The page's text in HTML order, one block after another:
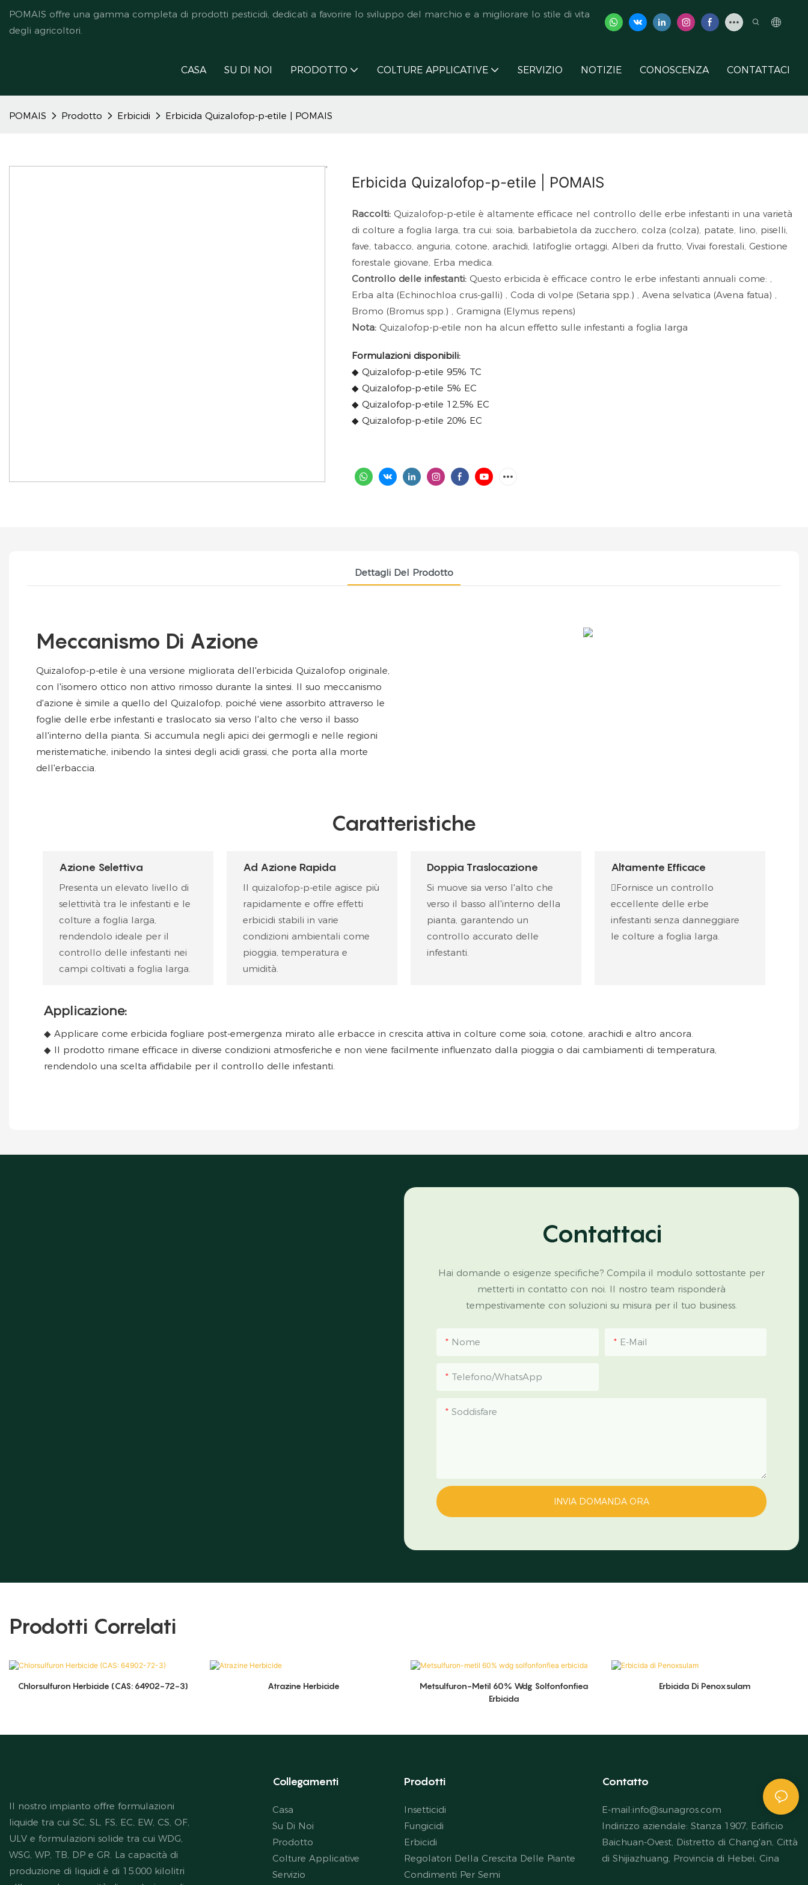
POMAIS offre una gamma completa di prodotti pesticidi, dedicati a favorire lo sviluppo del marchio e a migliorare lo stile di vita
degli agricoltori.
CASA SU DI NOI PRODOTTO COLTURE APPLICATIVE SERVIZIO NOTIZIE CONOSCENZA CONTATTACI
POMAIS Prodotto Erbicidi Erbicida Quizalofop-p-etile | POMAIS
Erbicida Quizalofop-p-etile | POMAIS
Raccolti: Quizalofop-p-etile è altamente efficace nel controllo delle erbe infestanti in una varietà
di colture a foglia larga, tra cui: soia, barbabietola da zucchero, colza (colza), patate, lino, piselli,
fave, tabacco, anguria, cotone, arachidi, latifoglie ortaggi, Alberi da frutto, Vivai forestali, Gestione
forestale giovane, Erba medica.
Controllo delle infestanti: Questo erbicida è efficace contro le erbe infestanti annuali come: ,
Erba alta (Echinochloa crus-galli) , Coda di volpe (Setaria spp.) , Avena selvatica (Avena fatua) ,
Bromo (Bromus spp.) , Gramigna (Elymus repens)
Nota: Quizalofop-p-etile non ha alcun effetto sulle infestanti a foglia larga
Formulazioni disponibili:
◆ Quizalofop-p-etile 95% TC
◆ Quizalofop-p-etile 5% EC
◆ Quizalofop-p-etile 12,5% EC
◆ Quizalofop-p-etile 20% EC
Dettagli Del Prodotto
Meccanismo Di Azione
Quizalofop-p-etile è una versione migliorata dell'erbicida Quizalofop originale,
con l'isomero ottico non attivo rimosso durante la sintesi. Il suo meccanismo
d'azione è simile a quello del Quizalofop, poiché viene assorbito attraverso le
foglie delle erbe infestanti e traslocato sia verso l'alto che verso il basso
all'interno della pianta. Si accumula negli apici dei germogli e nelle regioni
meristematiche, inibendo la sintesi degli acidi grassi, che porta alla morte
dell'erbaccia.
Caratteristiche
Azione Selettiva
Presenta un elevato livello di
selettività tra le infestanti e le
colture a foglia larga,
rendendolo ideale per il
controllo delle infestanti nei
campi coltivati ​​a foglia larga.
Ad Azione Rapida
Il quizalofop-p-etile agisce più
rapidamente e offre effetti
erbicidi stabili in varie
condizioni ambientali come
pioggia, temperatura e
umidità.
Doppia Traslocazione
Si muove sia verso l'alto che
verso il basso all'interno della
pianta, garantendo un
controllo accurato delle
infestanti.
Altamente Efficace
Fornisce un controllo
eccellente delle erbe
infestanti senza danneggiare
le colture a foglia larga.
Applicazione:
◆Applicare come erbicida fogliare post-emergenza mirato alle erbacce in crescita attiva in colture come soia, cotone, arachidi e altro ancora.
◆ Il prodotto rimane efficace in diverse condizioni atmosferiche e non viene facilmente influenzato dalla pioggia o dai cambiamenti di temperatura,
rendendolo una scelta affidabile per il controllo delle infestanti.
Contattaci
Hai domande o esigenze specifiche? Compila il modulo sottostante per
metterti in contatto con noi. Il nostro team risponderà
tempestivamente con soluzioni su misura per il tuo business.
Nome E-Mail
Telefono/WhatsApp
Soddisfare
INVIA DOMANDA ORA
Prodotti Correlati
Chlorsulfuron Herbicide (CAS: 64902-72-3) Atrazine Herbicide
Metsulfuron-Metil 60% Wdg Solfonfonfiea
Erbicida
Erbicida Di Penoxsulam
Il nostro impianto offre formulazioni
liquide tra cui SC, SL, FS, EC, EW, CS, OF,
ULV e formulazioni solide tra cui WDG,
WSG, WP, TB, DP e GR. La capacità di
produzione di liquidi è di 15.000 kilolitri
Collegamenti
Casa
Su Di Noi
Prodotto
Colture Applicative
Servizio
Prodotti
Insetticidi
Fungicidi
Erbicidi
Regolatori Della Crescita Delle Piante
Condimenti Per Semi
Contatto
E-mail:info@sunagros.com
Indirizzo aziendale: Stanza 1907, Edificio
Baichuan-Ovest, Distretto di Chang'an, Città
di Shijiazhuang, Provincia di Hebei, Cina